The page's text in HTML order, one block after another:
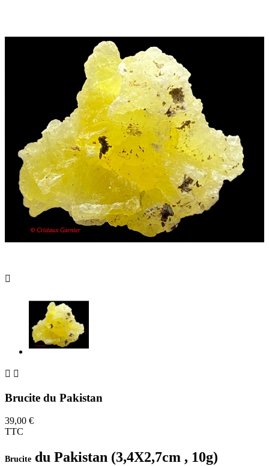

 
Brucite du Pakistan
39,00 €
TTC
Brucite du Pakistan (3,4X2,7cm , 10g)